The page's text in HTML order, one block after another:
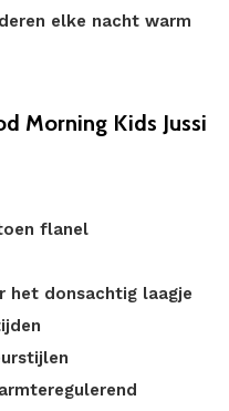
elke nacht warm
Morning Kids Jussi
flanel
het donsachtig laagje